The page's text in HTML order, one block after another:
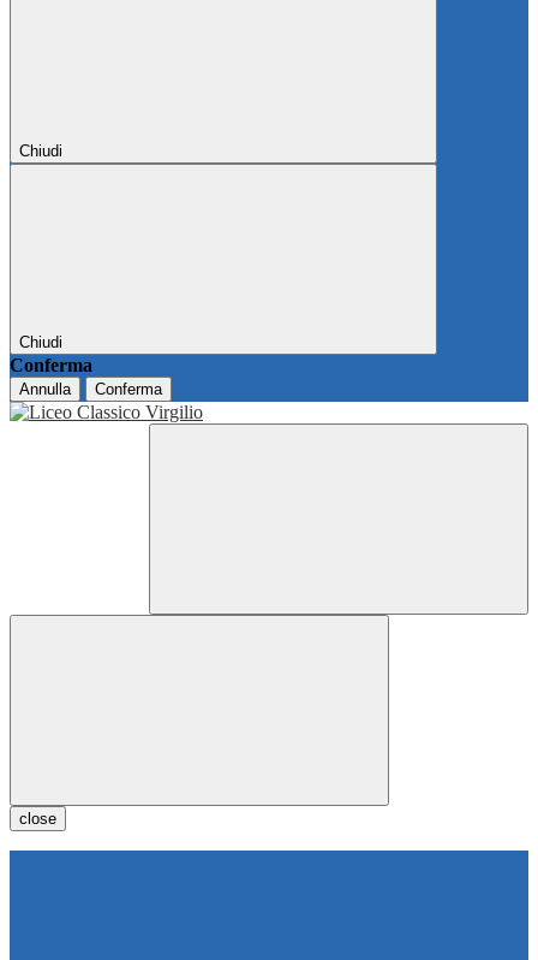
Chiudi
Chiudi
Conferma
Annulla Conferma
close